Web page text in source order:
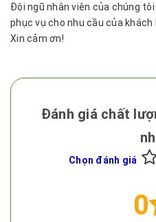
Đội ngũ nhân viên của chúng
phục vụ cho nhu cầu của
Xin cảm ơn!
Đánh giá chất
Chọn đánh giá
0